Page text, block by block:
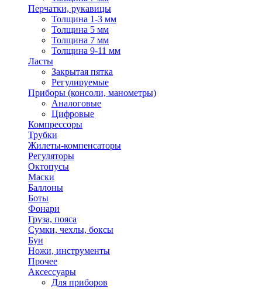
Перчатки, рукавицы
Толщина 1-3 мм
Толщина 5 мм
Толщина 7 мм
Толщина 9-11 мм
Ласты
Закрытая пятка
Регулируемые
Приборы (консоли, манометры)
Аналоговые
Цифровые
Компрессоры
Трубки
Жилеты-компенсаторы
Регуляторы
Октопусы
Маски
Баллоны
Боты
Фонари
Груза, пояса
Сумки, чехлы, боксы
Буи
Ножи, инструменты
Прочее
Аксессуары
Для приборов